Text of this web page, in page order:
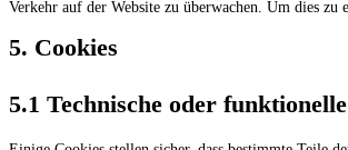
Verkehr auf der Website zu überwachen. Um dies zu
5. Cookies
5.1 Technische oder